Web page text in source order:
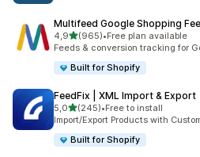
Multifeed Google Shopping
4,9na 5 gwiazdek
(965)
Łączna liczba recenzji: 965
•Free plan available
Feeds & conversion tracking for
Built for Shopify
FeedFix | XML Import & Export
5,0na 5 gwiazdek
(245)
Łączna liczba recenzji: 245
•Free to install
Import/Export Products with
Built for Shopify